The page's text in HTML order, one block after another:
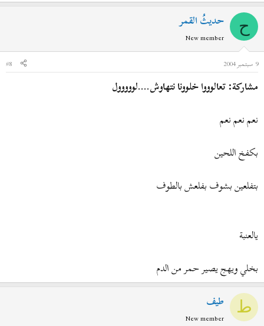
ح حديثُ القمر
New member
9 سبتمبر 2004
#8
مشاركة: تعالوووا خلوونا نتهاوش....لووووول
نعم نعم نعم
بكفخ اللحين
بتفلعين بشوف بفلعش بالطوف
يالعنبة
بخلي ويهج يصير حمر من الدم
ط طيف
New member